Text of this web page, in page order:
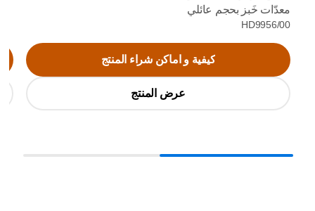
معدّات خَبز بحجم عائلي
HD9956/00
كيفية و اماكن شراء المنتج
عرض المنتج